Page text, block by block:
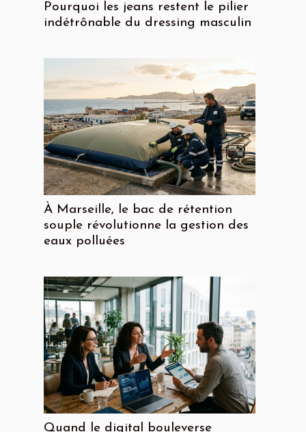
Pourquoi les jeans restent le pilier
indétrônable du dressing masculin
À Marseille, le bac de rétention
souple révolutionne la gestion des
eaux polluées
Quand le digital bouleverse